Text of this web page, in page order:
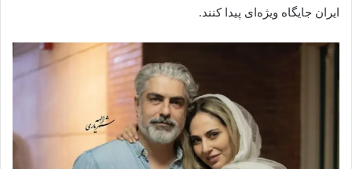
ایران جایگاه ویژه‌ای پیدا کنند.